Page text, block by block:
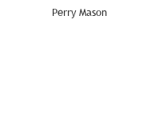
Perry Mason